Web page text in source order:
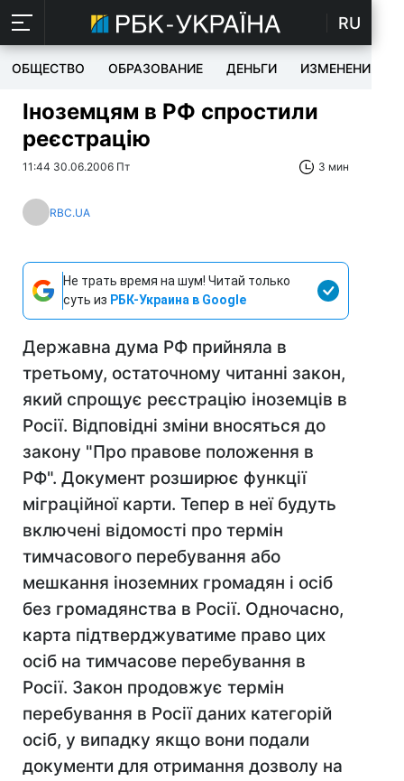
RU
ОБЩЕСТВО ОБРАЗОВАНИЕ ДЕНЬГИ ИЗМЕНЕНИЯ
Іноземцям в РФ спростили
реєстрацію
11:44 30.06.2006 Пт 3 мин
RBC.UA
Не трать время на шум! Читай только
суть из РБК-Украина в Google
Державна дума РФ прийняла в
третьому, остаточному читанні закон,
який спрощує реєстрацію іноземців в
Росії. Відповідні зміни вносяться до
закону "Про правове положення в
РФ". Документ розширює функції
міграційної карти. Тепер в неї будуть
включені відомості про термін
тимчасового перебування або
мешкання іноземних громадян і осіб
без громадянства в Росії. Одночасно,
карта підтверджуватиме право цих
осіб на тимчасове перебування в
Росії. Закон продовжує термін
перебування в Росії даних категорій
осіб, у випадку якщо вони подали
документи для отримання дозволу на